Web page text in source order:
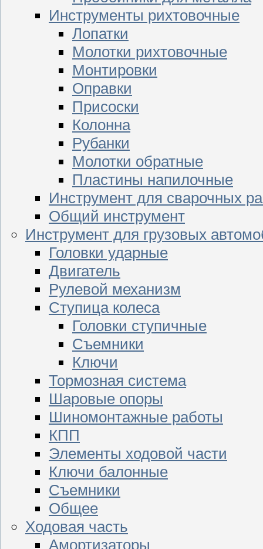
Инструменты рихтовочные
Лопатки
Молотки рихтовочные
Монтировки
Оправки
Присоски
Колонна
Рубанки
Молотки обратные
Пластины напилочные
Инструмент для сварочных
Общий инструмент
Инструмент для грузовых
Головки ударные
Двигатель
Рулевой механизм
Ступица колеса
Головки ступичные
Съемники
Ключи
Тормозная система
Шаровые опоры
Шиномонтажные работы
КПП
Элементы ходовой части
Ключи балонные
Съемники
Общее
Ходовая часть
Амортизаторы